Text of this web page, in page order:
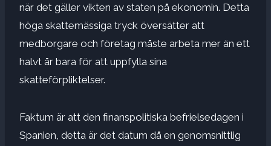
när det gäller vikten av staten på ekonomin. Detta
höga skattemässiga tryck översätter att
medborgare och företag måste arbeta mer än ett
halvt år bara för att uppfylla sina
skatteförpliktelser.
Faktum är att den finanspolitiska befrielsedagen i
Spanien, detta är det datum då en genomsnittlig